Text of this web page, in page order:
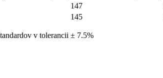
147
145
v tolerancii ± 7.5%